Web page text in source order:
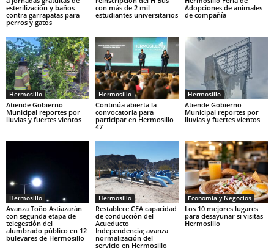
esterilización y baños
contra garrapatas para
perros y gatos
con más de 2 mil
estudiantes universitarios
Adopciones de animales
de compañía
Hermosillo
Atiende Gobierno
Municipal reportes por
lluvias y fuertes vientos
Hermosillo
Continúa abierta la
convocatoria para
participar en Hermosillo
47
Hermosillo
Atiende Gobierno
Municipal reportes por
lluvias y fuertes vientos
Hermosillo
Avanza Toño Astiazarán
con segunda etapa de
telegestión del
alumbrado público en 12
bulevares de Hermosillo
Hermosillo
Restablece CEA capacidad
de conducción del
Acueducto
Independencia; avanza
normalización del
servicio en Hermosillo
Economia y Negocios
Los 10 mejores lugares
para desayunar si visitas
Hermosillo